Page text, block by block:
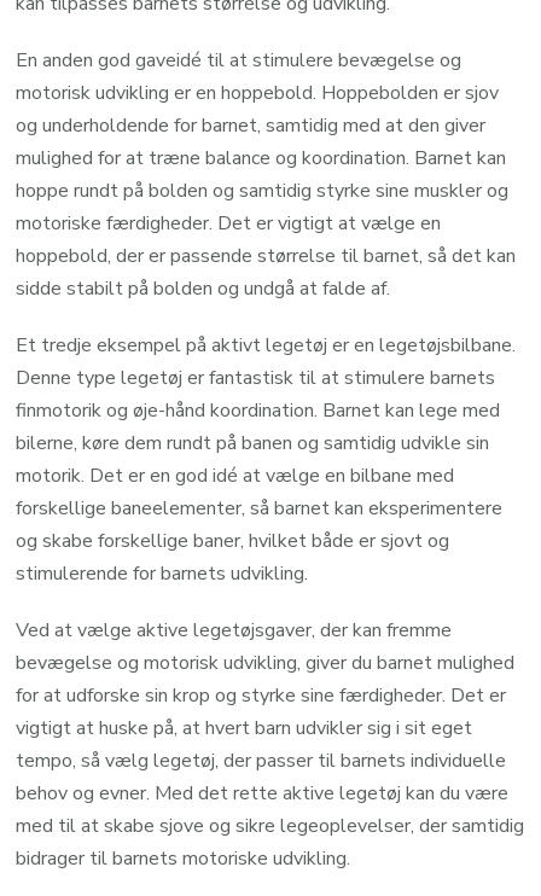
En anden god gaveidé til at stimulere bevægelse og
motorisk udvikling er en hoppebold. Hoppebolden er sjov
og underholdende for barnet, samtidig med at den giver
mulighed for at træne balance og koordination. Barnet kan
hoppe rundt på bolden og samtidig styrke sine muskler og
motoriske færdigheder. Det er vigtigt at vælge en
hoppebold, der er passende størrelse til barnet, så det kan
sidde stabilt på bolden og undgå at falde af.
Et tredje eksempel på aktivt legetøj er en legetøjsbilbane.
Denne type legetøj er fantastisk til at stimulere barnets
finmotorik og øje-hånd koordination. Barnet kan lege med
bilerne, køre dem rundt på banen og samtidig udvikle sin
motorik. Det er en god idé at vælge en bilbane med
forskellige baneelementer, så barnet kan eksperimentere
og skabe forskellige baner, hvilket både er sjovt og
stimulerende for barnets udvikling.
Ved at vælge aktive legetøjsgaver, der kan fremme
bevægelse og motorisk udvikling, giver du barnet mulighed
for at udforske sin krop og styrke sine færdigheder. Det er
vigtigt at huske på, at hvert barn udvikler sig i sit eget
tempo, så vælg legetøj, der passer til barnets individuelle
behov og evner. Med det rette aktive legetøj kan du være
med til at skabe sjove og sikre legeoplevelser, der samtidig
bidrager til barnets motoriske udvikling.